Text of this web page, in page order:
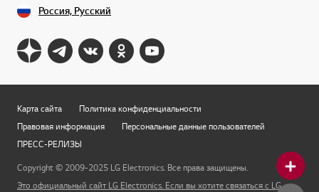
Россия, Русский
Карта сайта
Политика конфиденциальности
Правовая информация
Персональные данные пользователей
ПРЕСС-РЕЛИЗЫ
Copyright © 2009-2025 LG Electronics. Все права защищены.
Это официальный сайт LG Electronics. Если вы хотите связаться с LG